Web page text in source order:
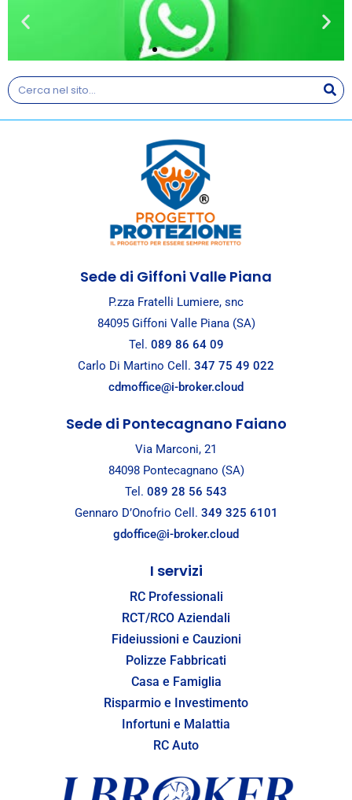
nostro Canale Whastapp
Sede di Giffoni Valle Piana
P.zza Fratelli Lumiere, snc
84095 Giffoni Valle Piana (SA)
Tel. 089 86 64 09
Carlo Di Martino Cell. 347 75 49 022
cdmoffice@i-broker.cloud
Sede di Pontecagnano Faiano
Via Marconi, 21
84098 Pontecagnano (SA)
Tel. 089 28 56 543
Gennaro D’Onofrio Cell. 349 325 6101
gdoffice@i-broker.cloud
I servizi
RC Professionali
RCT/RCO Aziendali
Fideiussioni e Cauzioni
Polizze Fabbricati
Casa e Famiglia
Risparmio e Investimento
Infortuni e Malattia
RC Auto